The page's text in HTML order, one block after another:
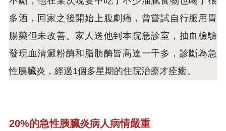
多酒，回家之後開始上腹劇痛，曾嘗試自行服用胃
腸藥但未改善。家人送他到本院急診室，抽血檢驗
發現血清澱粉酶和脂肪酶皆高達一千多，診斷為急
性胰臟炎，經過1個多星期的住院治療才痊癒。
20%的急性胰臟炎病人病情嚴重